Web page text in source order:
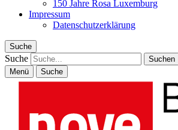
150 Jahre Rosa Luxemburg
Impressum
Datenschutzerklärung
Suche
Suche
Menü Suche